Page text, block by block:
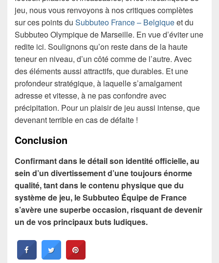
jeu, nous vous renvoyons à nos critiques complètes
sur ces points du Subbuteo France – Belgiqueet du
Subbuteo Olympique de Marseille. En vue d’éviter une
redite ici. Soulignons qu’on reste dans de la haute
teneur en niveau, d’un côté comme de l’autre. Avec
des éléments aussi attractifs, que durables. Et une
profondeur stratégique, à laquelle s’amalgament
adresse et vitesse, à ne pas confondre avec
précipitation. Pour un plaisir de jeu aussi intense, que
devenant terrible en cas de défaite !
Conclusion
Confirmant dans le détail son identité officielle, au
sein d’un divertissement d’une toujours énorme
qualité, tant dans le contenu physique que du
système de jeu, le Subbuteo Équipe de France
s’avère une superbe occasion, risquant de devenir
un de vos principaux buts ludiques.